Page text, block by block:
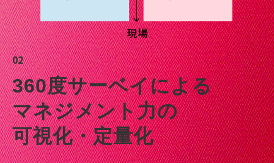
02
360度サーベイによる
マネジメント力の
可視化・定量化